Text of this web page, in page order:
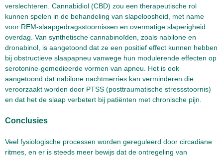
verslechteren. Cannabidiol (CBD) zou een therapeutische rol
kunnen spelen in de behandeling van slapeloosheid, met name
voor REM-slaapgedragsstoornissen en overmatige slaperigheid
overdag. Van synthetische cannabinoïden, zoals nabilone en
dronabinol, is aangetoond dat ze een positief effect kunnen hebben
bij obstructieve slaapapneu vanwege hun modulerende effecten op
serotonine-gemedieerde vormen van apneu. Het is ook
aangetoond dat nabilone nachtmerries kan verminderen die
veroorzaakt worden door PTSS (posttraumatische stressstoornis)
en dat het de slaap verbetert bij patiënten met chronische pijn.
Conclusies
Veel fysiologische processen worden gereguleerd door circadiane
ritmes, en er is steeds meer bewijs dat de ontregeling van